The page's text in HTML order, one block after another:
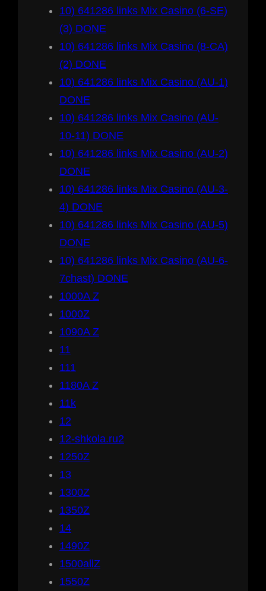
10) 641286 links Mix Casino (6-SE)
(3) DONE
10) 641286 links Mix Casino (8-CA)
(2) DONE
10) 641286 links Mix Casino (AU-1)
DONE
10) 641286 links Mix Casino (AU-
10-11) DONE
10) 641286 links Mix Casino (AU-2)
DONE
10) 641286 links Mix Casino (AU-3-
4) DONE
10) 641286 links Mix Casino (AU-5)
DONE
10) 641286 links Mix Casino (AU-6-
7chast) DONE
1000A Z
1000Z
1090A Z
11
111
1180A Z
11k
12
12-shkola.ru2
1250Z
13
1300Z
1350Z
14
1490Z
1500allZ
1550Z